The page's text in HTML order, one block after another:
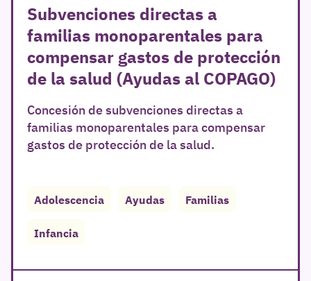
Subvenciones directas a
familias monoparentales para
compensar gastos de protección
de la salud (Ayudas al COPAGO)
Concesión de subvenciones directas a
familias monoparentales para compensar
gastos de protección de la salud.
Adolescencia Ayudas Familias
Infancia